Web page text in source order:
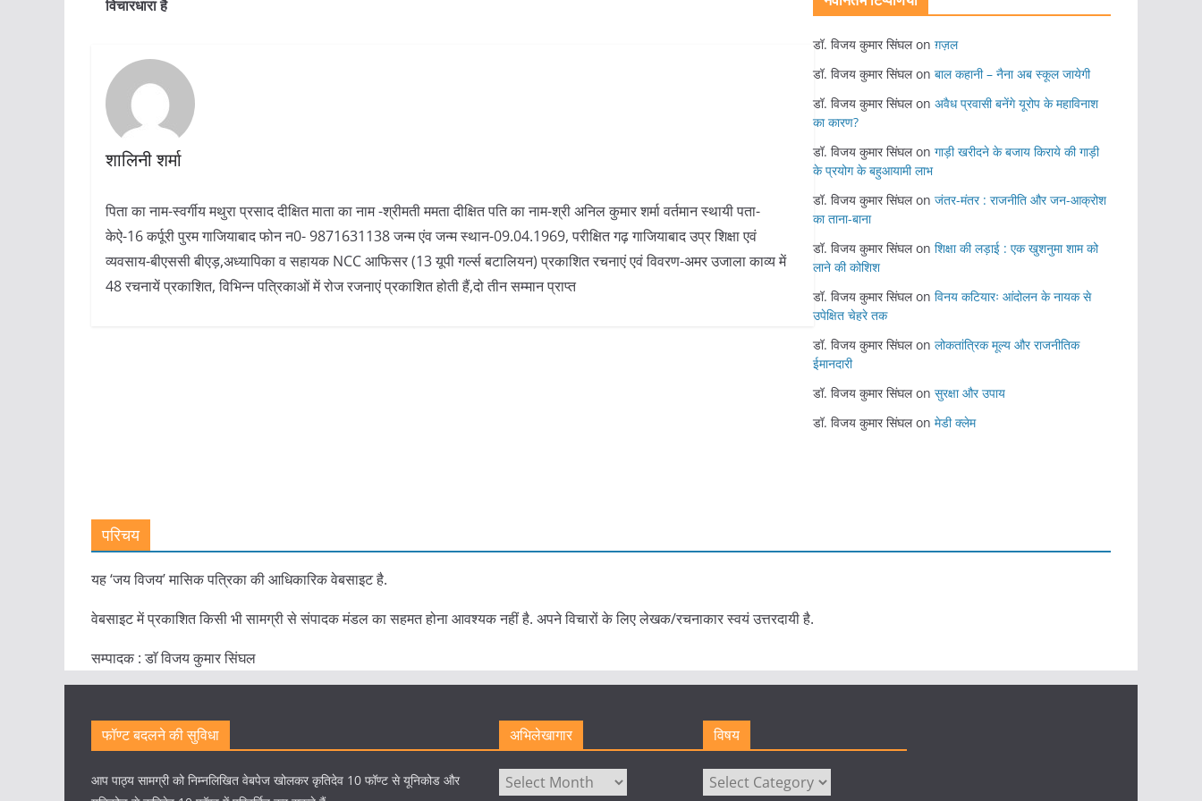
विचारधारा है
शालिनी शर्मा
पिता का नाम-स्वर्गीय मथुरा प्रसाद दीक्षित माता का नाम -श्रीमती ममता दीक्षित पति का नाम-श्री अनिल कुमार शर्मा वर्तमान स्थायी पता-
केऐ-16 कर्पूरी पुरम गाजियाबाद फोन न0- 9871631138 जन्म एंव जन्म स्थान-09.04.1969, परीक्षित गढ़ गाजियाबाद उप्र शिक्षा एवं
व्यवसाय-बीएससी बीएड़,अध्यापिका व सहायक NCC आफिसर (13 यूपी गर्ल्स बटालियन) प्रकाशित रचनाएं एवं विवरण-अमर उजाला काव्य में
48 रचनायें प्रकाशित, विभिन्न पत्रिकाओं में रोज रजनाएं प्रकाशित होती हैं,दो तीन सम्मान प्राप्त
डॉ. विजय कुमार सिंघलon ग़ज़ल
डॉ. विजय कुमार सिंघलon बाल कहानी – नैना अब स्कूल जायेगी
डॉ. विजय कुमार सिंघलon अवैध प्रवासी बनेंगे यूरोप के महाविनाश
का कारण?
डॉ. विजय कुमार सिंघलon गाड़ी खरीदने के बजाय किराये की गाड़ी
के प्रयोग के बहुआयामी लाभ
डॉ. विजय कुमार सिंघलon जंतर-मंतर : राजनीति और जन-आक्रोश
का ताना-बाना
डॉ. विजय कुमार सिंघलon शिक्षा की लड़ाई : एक खुशनुमा शाम को
लाने की कोशिश
डॉ. विजय कुमार सिंघलon विनय कटियारः आंदोलन के नायक से
उपेक्षित चेहरे तक
डॉ. विजय कुमार सिंघलon लोकतांत्रिक मूल्य और राजनीतिक
ईमानदारी
डॉ. विजय कुमार सिंघलon सुरक्षा और उपाय
डॉ. विजय कुमार सिंघलon मेडी क्लेम
परिचय
यह ‘जय विजय’ मासिक पत्रिका की आधिकारिक वेबसाइट है.
वेबसाइट में प्रकाशित किसी भी सामग्री से संपादक मंडल का सहमत होना आवश्यक नहीं है. अपने विचारों के लिए लेखक/रचनाकार स्वयं उत्तरदायी है.
सम्पादक : डाॅ विजय कुमार सिंघल
फॉण्ट बदलने की सुविधा
आप पाठ्य सामग्री को निम्नलिखित वेबपेज खोलकर कृतिदेव 10 फॉण्ट से यूनिकोड और
अभिलेखागार
अभिलेखागार
विषय
विषय